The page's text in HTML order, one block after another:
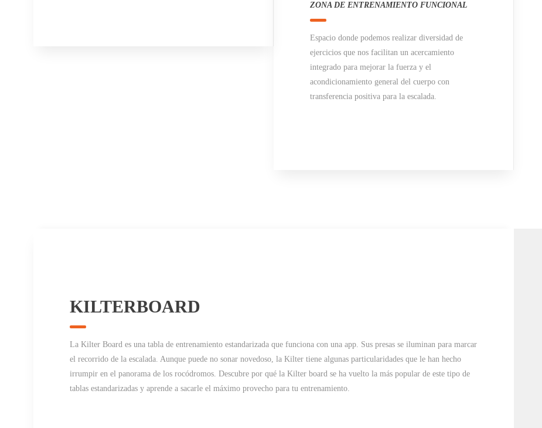
ZONA DE ENTRENAMIENTO FUNCIONAL
Espacio donde podemos realizar diversidad de
ejercicios que nos facilitan un acercamiento
integrado para mejorar la fuerza y el
acondicionamiento general del cuerpo con
transferencia positiva para la escalada.
KILTERBOARD
La Kilter Board es una tabla de entrenamiento estandarizada que funciona con una app. Sus presas se iluminan para marcar
el recorrido de la escalada. Aunque puede no sonar novedoso, la Kilter tiene algunas particularidades que le han hecho
irrumpir en el panorama de los rocódromos. Descubre por qué la Kilter board se ha vuelto la más popular de este tipo de
tablas estandarizadas y aprende a sacarle el máximo provecho para tu entrenamiento.